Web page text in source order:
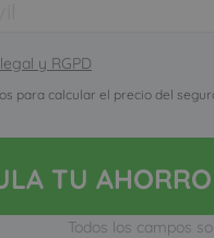
y RGPD
para calcular el precio del
TU AHORRO
Todos los campos